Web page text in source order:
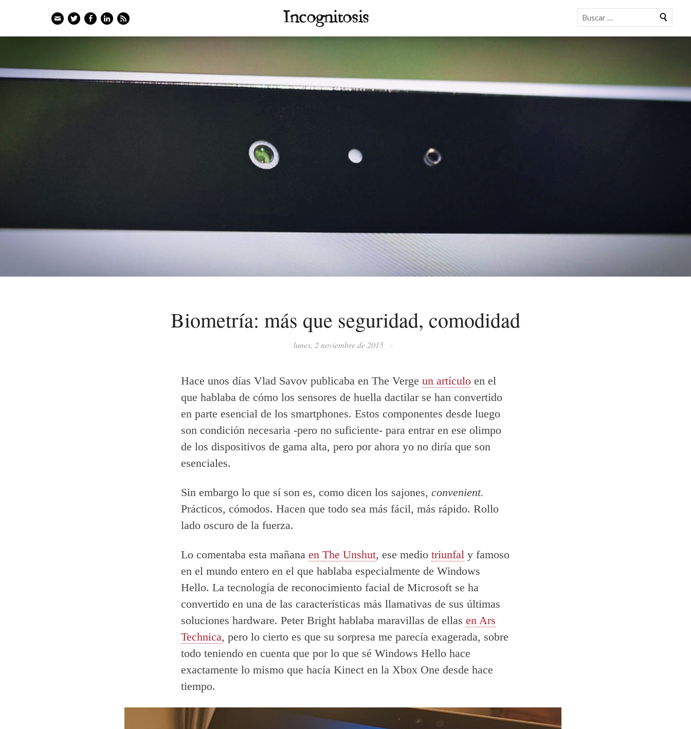
EmailTwitterFacebook
LinkedIn
Feed Buscar
Biometría: más que seguridad, comodidad
lunes, 2 noviembre de 2015 ·
Hace unos días Vlad Savov publicaba en The Verge un artículo en el
que hablaba de cómo los sensores de huella dactilar se han convertido
en parte esencial de los smartphones. Estos componentes desde luego
son condición necesaria -pero no suficiente- para entrar en ese olimpo
de los dispositivos de gama alta, pero por ahora yo no diría que son
esenciales.
Sin embargo lo que sí son es, como dicen los sajones, convenient.
Prácticos, cómodos. Hacen que todo sea más fácil, más rápido. Rollo
lado oscuro de la fuerza.
Lo comentaba esta mañana en The Unshut, ese medio triunfal y famoso
en el mundo entero en el que hablaba especialmente de Windows
Hello. La tecnología de reconocimiento facial de Microsoft se ha
convertido en una de las características más llamativas de sus últimas
soluciones hardware. Peter Bright hablaba maravillas de ellas en Ars
Technica, pero lo cierto es que su sorpresa me parecía exagerada, sobre
todo teniendo en cuenta que por lo que sé Windows Hello hace
exactamente lo mismo que hacía Kinect en la Xbox One desde hace
tiempo.